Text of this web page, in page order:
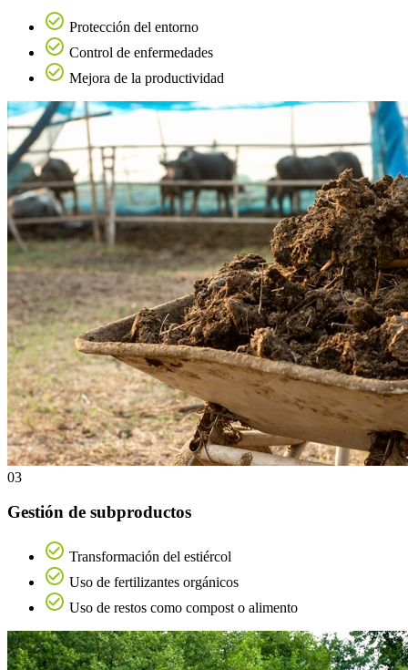
Protección del entorno
Control de enfermedades
Mejora de la productividad
03
Gestión de subproductos
Transformación del estiércol
Uso de fertilizantes orgánicos
Uso de restos como compost o alimento